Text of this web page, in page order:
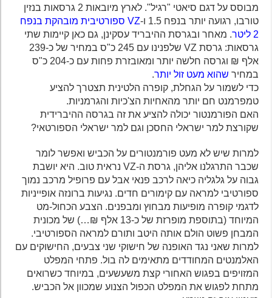
מבוסס על דגם סיאטי "רגיל". לארץ מיובאות 2 גרסאות בנזין
טורבו, רגועה יותר בנפח 1.5 ו-
VZ ספורטיבית מובהקת בנפח
. מאחר ובגרסת ההיבריד עסקינן, גם כאן קיימות שתי
גרסאות: גרסת VZ שלפנינו עם 245 כ"ס במחיר של כ-239
אלף ₪ וגרסה חלשה יותר ומאובזרת פחות עם כ-204 כ"ס
במחירשהוא מעט זול יותר.
כדי לשמור על הגחלת, קופרה הלטינית תצטרך להציע
טמפרמנט חם יותר מהאחיות הצ'כיות והגרמניות.
האם הפורמנטור יכולה להציע את זה בגרסה ההיברידית
שקורצת למר ישראלי החסכן וגם למר ישראלי הספורטאי?
למרות שיש לא מעט פורמנטורים על הכביש ואפשר לומר
שכבר התרגלנו אליהן, גרסת ה-VZ נראית טוב. היא יושבת
גבוה על גלגליה כיאה לרכב פנאי אבל עם פרופיל מרכב נמוך
ספורטיבי למראה עם קימורים חדים. נגיעות ברונזה אופייניות
לדגמי קופרה מופיעות מבחוץ ומבפנים. הצבע הכחול-מט
המיוחד (בתוספת מופרזת של כ-13 אלף ₪…) של מכונית
המבחן פשוט הולם אותה היטב ותורם למראה הספורטיבי.
למרות שאני נגד האופנה של חישוקי שני צבעים, החישוקים עם
האלמנטים המחודדים מתאימים לה בול. פתחי המפלט
המזויפים בפגוש האחורי קצת משעשעים, במיוחד כשרואים
מתחת לפגוש את המפלט הכפול הצנוע שמכוון אל הכביש.